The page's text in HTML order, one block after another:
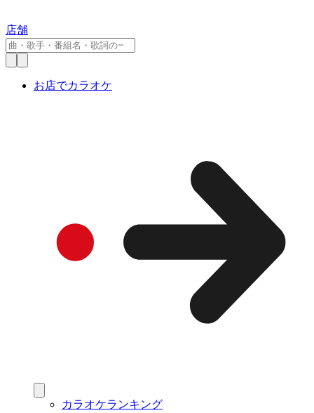
店舗
お店でカラオケ
カラオケランキング